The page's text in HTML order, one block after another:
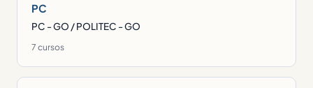
PC
PC - GO / POLITEC - GO
7 cursos